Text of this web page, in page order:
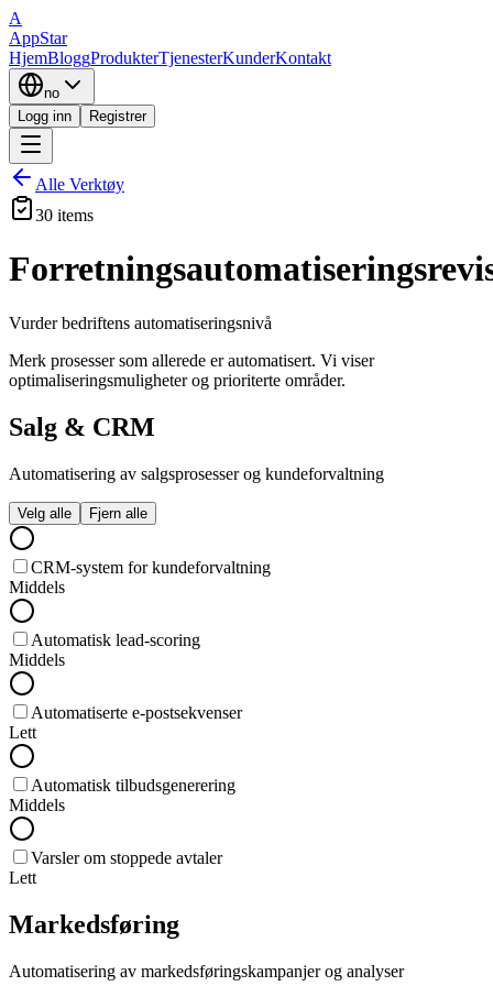
A
AppStar
HjemBloggProdukterTjenesterKunderKontakt
no
Logg inn
Registrer
Alle Verktøy
30 items
Vurder bedriftens automatiseringsnivå
Merk prosesser som allerede er automatisert. Vi viser
optimaliseringsmuligheter og prioriterte områder.
Salg & CRM
Automatisering av salgsprosesser og kundeforvaltning
Velg alle Fjern alle
CRM-system for kundeforvaltning
Middels
Automatisk lead-scoring
Middels
Automatiserte e-postsekvenser
Lett
Automatisk tilbudsgenerering
Middels
Varsler om stoppede avtaler
Lett
Markedsføring
Automatisering av markedsføringskampanjer og analyser